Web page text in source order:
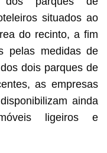
situados ao
do recinto, a fim
pelas medidas de
dois parques de
as empresas
ainda
ligeiros e